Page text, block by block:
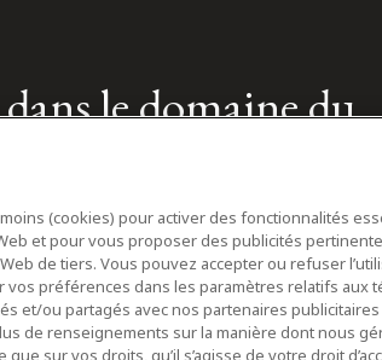
le domaine du
au Canada depuis
(cookies) pour activer des fonctionnalités
et pour vous proposer des publicités
de tiers. Vous pouvez accepter ou refuser
vos préférences dans les paramètres relatifs aux
et/ou partagés avec nos partenaires
de renseignements sur la manière dont nous
sur vos droits, qu’il s’agisse de votre droit